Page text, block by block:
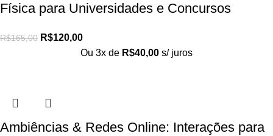
Física para Universidades e Concursos
R$165,00 R$120,00
Ou 3x de R$40,00 s/ juros
Ambiências & Redes Online: Interações para